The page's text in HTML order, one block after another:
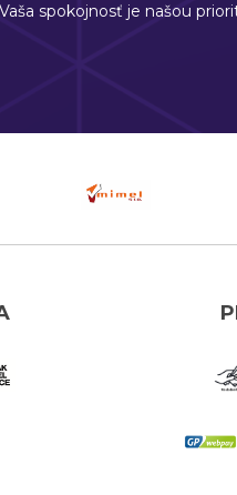
Vaša spokojnosť je našou